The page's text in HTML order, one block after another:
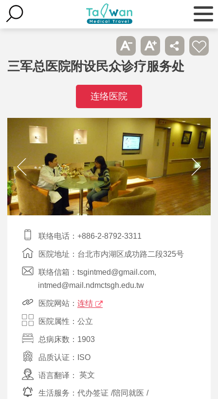
三军总医院附设民众诊疗服务处
连络医院
联络电话：+886-2-8792-3311
医院地址：台北市内湖区成功路二段325号
联络信箱：tsgintmed@gmail.com,
intmed@mail.ndmctsgh.edu.tw
医院网站： 连结
医院属性：公立
总病床数：1903
品质认证： ISO
语言翻译： 英文
生活服务： 代办签证 /陪同就医 /